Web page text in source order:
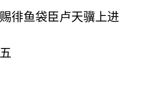
徘鱼袋臣卢天骥上进